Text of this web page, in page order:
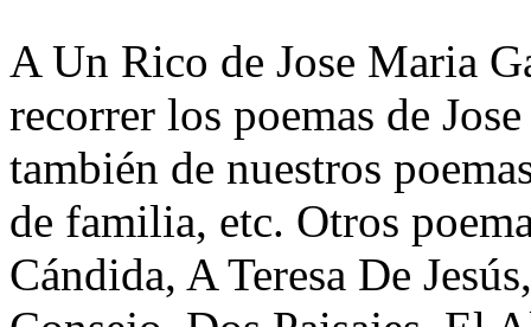
A Un Rico de Jose Maria
recorrer los poemas de
también de nuestros
de familia, etc. Otros
Cándida, A Teresa De